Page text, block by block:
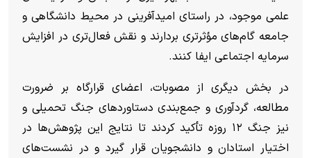
علمی موجود، در راستای امیدآفرینی در محیط دانشگاهی و
جامعه گام‌های مؤثرتری بردارند و نقش فعال‌تری در افزایش
سرمایه اجتماعی ایفا کنند.
در بخش دیگری از مصوبات، اعضای قرارگاه بر ضرورت
مطالعه، گردآوری و جمع‌بندی دستاورد‌های جنگ تحمیلی و
نیز جنگ ۱۲ روزه تأکید کردند تا نتایج این پژوهش‌ها در
اختیار استادان و دانشجویان قرار گیرد و در نشست‌های